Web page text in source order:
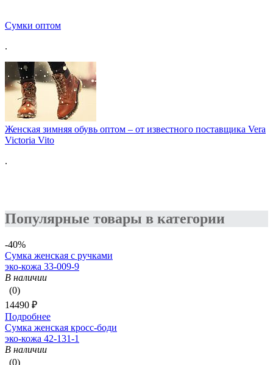
Сумки оптом
.
Женская зимняя обувь оптом – от известного поставщика Vera
Victoria Vito
.
Популярные товары в категории
-40%
Сумка женская с ручками
эко-кожа 33-009-9
В наличии
(0)
14490 ₽
Подробнее
Сумка женская кросс-боди
эко-кожа 42-131-1
В наличии
(0)